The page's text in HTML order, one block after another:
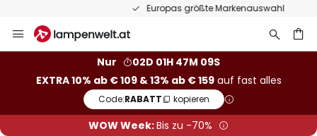
Europas größte Markenauswahl
Inhalt
Nur
02D 01H 47M 08S
EXTRA 10% ab € 109 & 13% ab € 159auf fast alles
Code:RABATT kopieren
WOW Week:Bis zu -70%